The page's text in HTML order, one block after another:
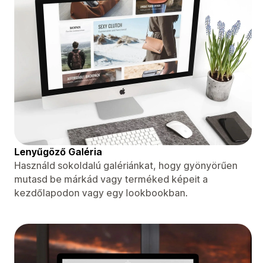
Lenyűgöző Galéria
Használd sokoldalú galériánkat, hogy gyönyörűen
mutasd be márkád vagy terméked képeit a
kezdőlapodon vagy egy lookbookban.